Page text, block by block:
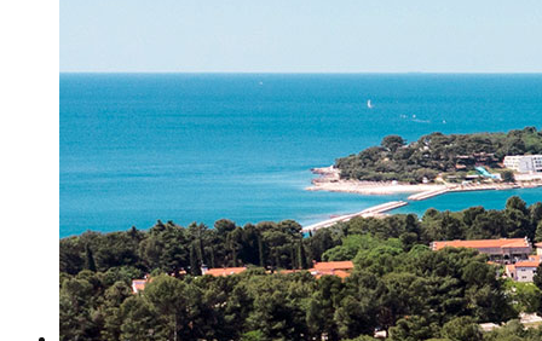
Zavod za poljoprivredu i prehranu
Zavod za ekonomiku i razvoj poljoprivrede
Zavod za turizam
Pokusno poljoprivredno imanje
Zaposlenici
Euraxess
Misija i vizija
Upravno Vijeće
Rad Upravnog vijeća
Znanstveno Vijeće